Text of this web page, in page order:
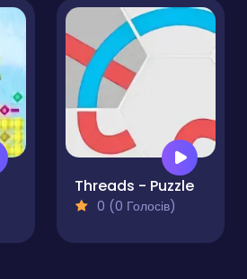
Threads - Puzzle
0 (0 Голосів)